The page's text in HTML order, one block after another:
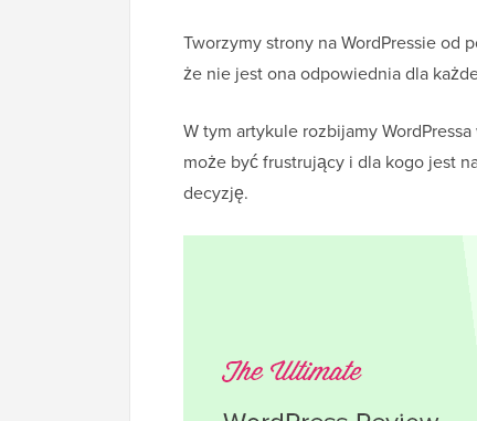
Tworzymy strony na WordPressie od
że nie jest ona odpowiednia dla
W tym artykule rozbijamy
może być frustrujący i dla kogo jest
decyzję.